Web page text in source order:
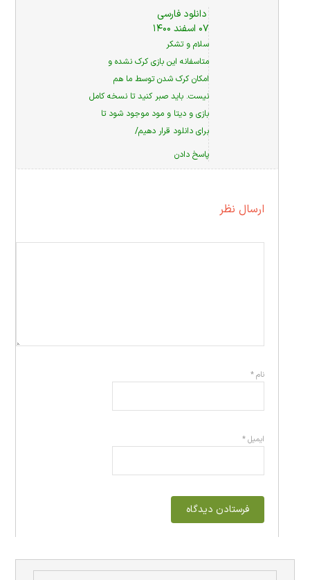
دانلود فارسی
۰۷ اسفند ۱۴۰۰
سلام و تشکر
متاسفانه این بازی کرک نشده و
امکان کرک شدن توسط ما هم
نیست. باید صبر کنید تا نسخه کامل
بازی و دیتا و مود موجود شود تا
برای دانلود قرار دهیم/
پاسخ دادن
ارسال نظر
نام*
ایمیل*